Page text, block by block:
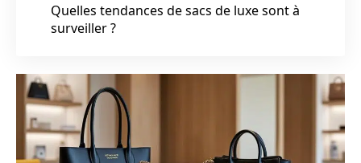
Quelles tendances de sacs de luxe sont à
surveiller ?